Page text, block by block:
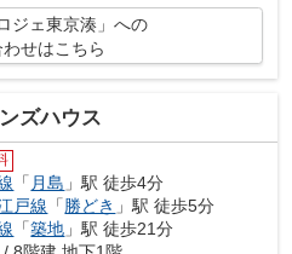
ジェ東京湊」への
せはこちら
ズハウス
「 月島 」駅 徒歩4分
戸線 「勝どき 」駅 徒歩5分
「築地 」駅 徒歩21分